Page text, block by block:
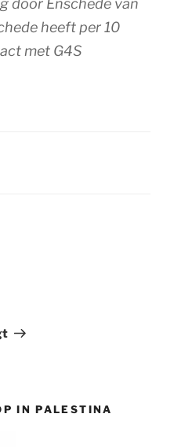
door Enschede van
heeft per 10
met G4S
IN PALESTINA